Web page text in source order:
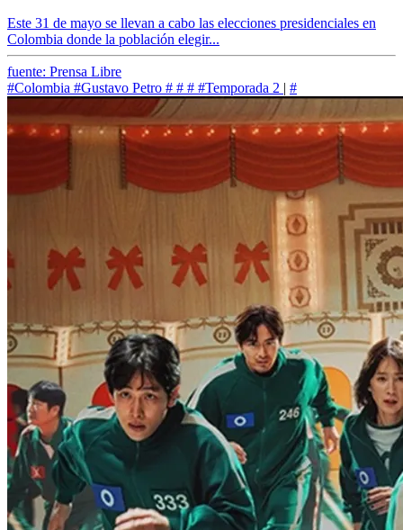
Este 31 de mayo se llevan a cabo las elecciones presidenciales en
Colombia donde la población elegir...
fuente: Prensa Libre
#Colombia #Gustavo Petro # # # #Temporada 2 | #